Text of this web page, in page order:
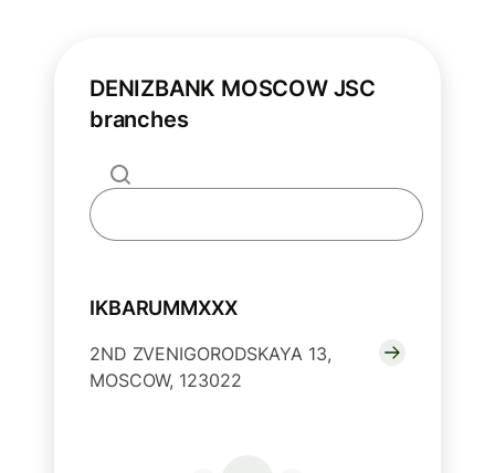
DENIZBANK MOSCOW JSC
branches
IKBARUMMXXX
2ND ZVENIGORODSKAYA 13,
MOSCOW, 123022